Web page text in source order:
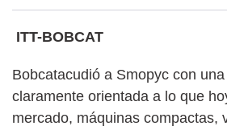
ITT-BOBCAT
Bobcatacudió a Smopyc con
claramente orientada a lo que
mercado, máquinas compactas,